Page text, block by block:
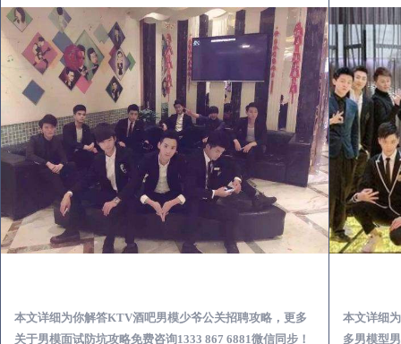
本文详细为你解答KTV酒吧男模少爷公关招聘攻略，更多
关于男模面试防坑攻略免费咨询1333 867 6881微信同步！
本文详细
多男模型